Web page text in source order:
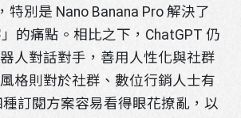
特別是 Nano Banana Pro 解決了
的痛點。相比之下，ChatGPT 仍
人對話對手，善用人性化與社群
格則對於社群、數位行銷人士有
訂閱方案容易看得眼花撩亂，以